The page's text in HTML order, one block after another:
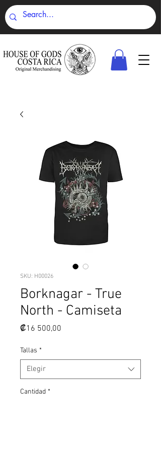
SKU: H00026
Borknagar - True
North - Camiseta
₡16 500,00
Tallas *
Elegir
Cantidad *